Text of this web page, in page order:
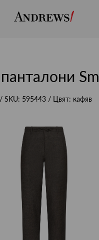
Andrews
/ SKU: 595443 / Цвят: кафяв